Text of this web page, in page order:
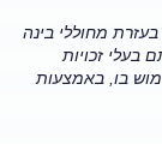
מחוללי בינה
בעלי זכויות
בו, באמצעות